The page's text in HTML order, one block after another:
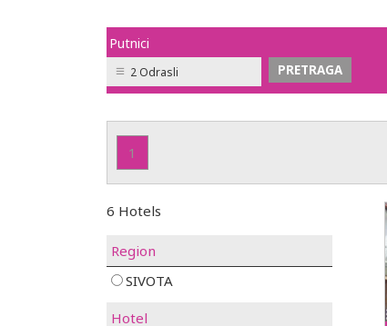
Putnici
2 Odrasli
1
6 Hotels
Region
SIVOTA
Hotel